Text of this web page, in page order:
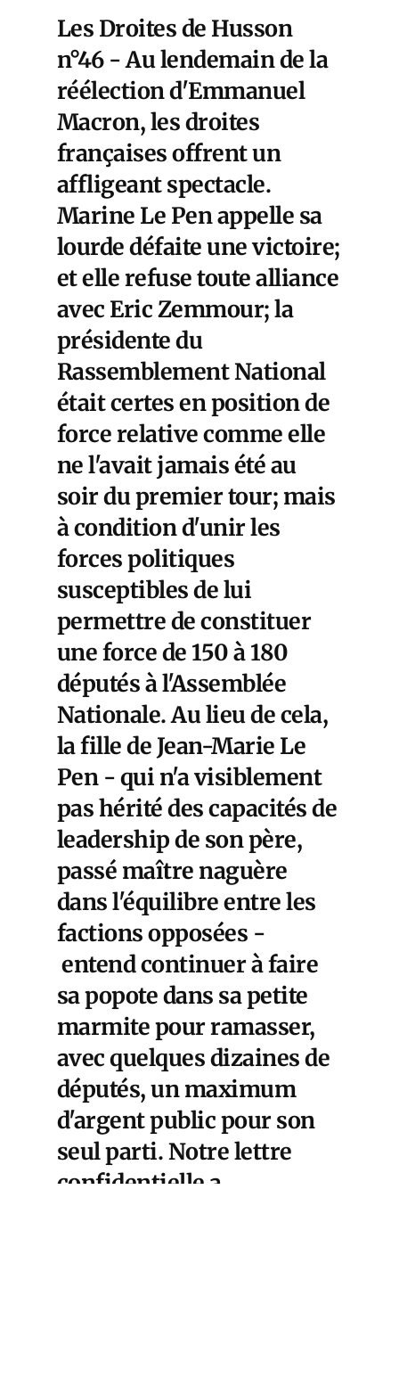
Les Droites de Husson
n°46 - Au lendemain de la
réélection d'Emmanuel
Macron, les droites
françaises offrent un
affligeant spectacle.
Marine Le Pen appelle sa
lourde défaite une victoire;
et elle refuse toute alliance
avec Eric Zemmour; la
présidente du
Rassemblement National
était certes en position de
force relative comme elle
ne l'avait jamais été au
soir du premier tour; mais
à condition d'unir les
forces politiques
susceptibles de lui
permettre de constituer
une force de 150 à 180
députés à l'Assemblée
Nationale. Au lieu de cela,
la fille de Jean-Marie Le
Pen - qui n'a visiblement
pas hérité des capacités de
leadership de son père,
passé maître naguère
dans l'équilibre entre les
factions opposées -
entend continuer à faire
sa popote dans sa petite
marmite pour ramasser,
avec quelques dizaines de
députés, un maximum
d'argent public pour son
seul parti. Notre lettre
confidentielle a